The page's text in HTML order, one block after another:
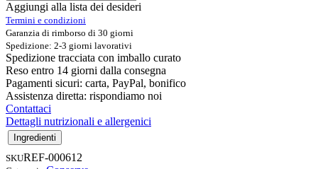
Aggiungi alla lista dei desideri
Termini e condizioni
Garanzia di rimborso di 30 giorni
Spedizione: 2-3 giorni lavorativi
Spedizione tracciata con imballo curato
Reso entro 14 giorni dalla consegna
Pagamenti sicuri: carta, PayPal, bonifico
Assistenza diretta: rispondiamo noi
Contattaci
Dettagli nutrizionali e allergenici
Ingredienti
SKUREF-000612